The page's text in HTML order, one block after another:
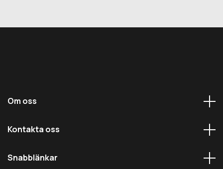
Om oss
Kontakta oss
Snabblänkar